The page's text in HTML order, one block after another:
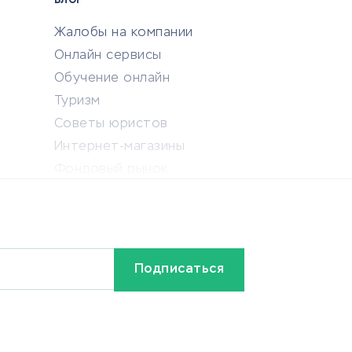
Жалобы на компании
Онлайн сервисы
Обучение онлайн
Туризм
Советы юристов
Интернет-магазины
Бонусы и акции